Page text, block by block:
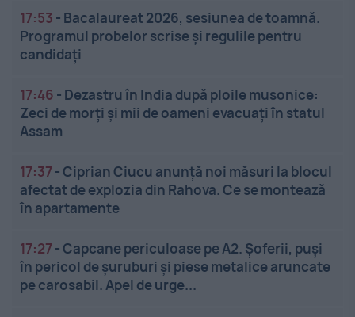
17:53 - Bacalaureat 2026, sesiunea de toamnă.
Programul probelor scrise și regulile pentru
candidați
17:46 - Dezastru în India după ploile musonice:
Zeci de morți și mii de oameni evacuați în statul
Assam
17:37 -Ciprian Ciucu anunță noi măsuri la blocul
afectat de explozia din Rahova. Ce se montează
în apartamente
17:27 -Capcane periculoase pe A2. Șoferii, puși
în pericol de șuruburi și piese metalice aruncate
pe carosabil. Apel de urge...